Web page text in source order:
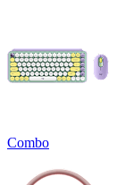
Combo